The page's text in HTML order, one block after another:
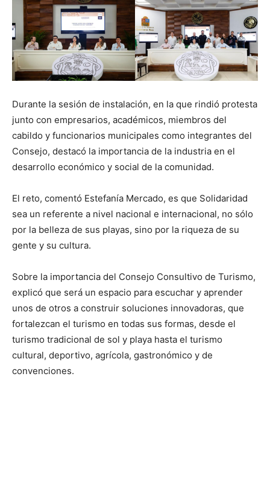
Durante la sesión de instalación, en la que rindió protesta
junto con empresarios, académicos, miembros del
cabildo y funcionarios municipales como integrantes del
Consejo, destacó la importancia de la industria en el
desarrollo económico y social de la comunidad.
El reto, comentó Estefanía Mercado, es que Solidaridad
sea un referente a nivel nacional e internacional, no sólo
por la belleza de sus playas, sino por la riqueza de su
gente y su cultura.
Sobre la importancia del Consejo Consultivo de Turismo,
explicó que será un espacio para escuchar y aprender
unos de otros a construir soluciones innovadoras, que
fortalezcan el turismo en todas sus formas, desde el
turismo tradicional de sol y playa hasta el turismo
cultural, deportivo, agrícola, gastronómico y de
convenciones.